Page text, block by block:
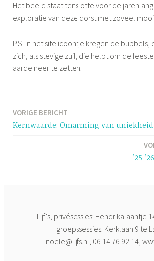
Het beeld staat tenslotte voor de
exploratie van deze dorst met zoveel
P.S. In het site icoontje kregen de bubbels,
zich, als stevige zuil, die helpt om de
aarde neer te zetten.
Bericht
VORIGE BERICHT
Kernwaarde: Omarming van uniekheid
’25-
Lijf's, privésessies: Hendrikalaantje
groepssessies: Kerklaan 9 te
noele@lijfs.nl, 06 14 76 92 14,